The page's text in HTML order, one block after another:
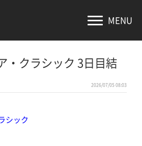
MENU
・クラシック 3日目結
2026/07/05 08:03
シック